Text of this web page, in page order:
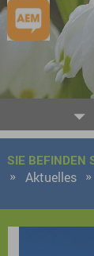
SIE BEFINDEN
Aktuelles
9